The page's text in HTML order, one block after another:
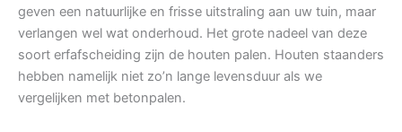
geven een natuurlijke en frisse uitstraling aan uw tuin, maar
verlangen wel wat onderhoud. Het grote nadeel van deze
soort erfafscheiding zijn de houten palen. Houten staanders
hebben namelijk niet zo’n lange levensduur als we
vergelijken met betonpalen.